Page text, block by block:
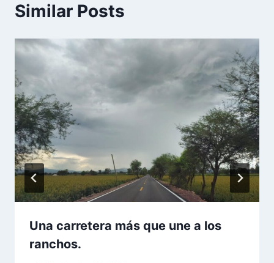
Similar Posts
Una carretera más que une a los
ranchos.